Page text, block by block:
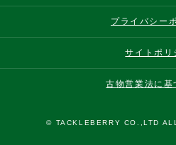
プライバシー
サイトポリ
古物営業法に基
© TACKLEBERRY CO.,LTD